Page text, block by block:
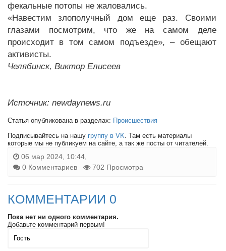
фекальные потопы не жаловались.
«Навестим злополучный дом еще раз. Своими
глазами посмотрим, что же на самом деле
происходит в том самом подъезде», – обещают
активисты.
Челябинск, Виктор Елисеев
Источник: newdaynews.ru
Статья опубликована в разделах: Происшествия
Подписывайтесь на нашу группу в VK . Там есть материалы
которые мы не публикуем на сайте, а так же посты от читателей.
06 мар 2024, 10:44,
0 Комментариев
702 Просмотра
КОММЕНТАРИИ 0
Пока нет ни одного комментария.
Добавьте комментарий первым!